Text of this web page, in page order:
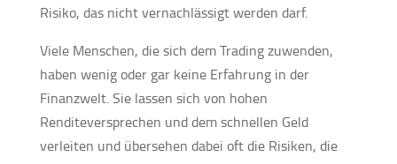
Risiko, das nicht vernachlässigt werden darf.
Viele Menschen, die sich dem Trading zuwenden,
haben wenig oder gar keine Erfahrung in der
Finanzwelt. Sie lassen sich von hohen
Renditeversprechen und dem schnellen Geld
verleiten und übersehen dabei oft die Risiken, die